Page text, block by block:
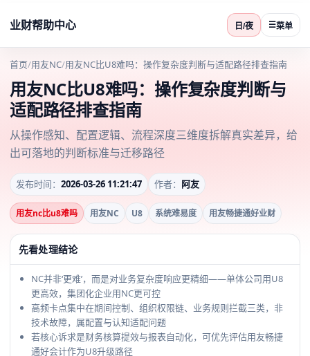
业财帮助中心 日/夜 ☰菜单
首页/用友NC/用友NC比U8难吗：操作复杂度判断与适配路径排查指南
用友NC比U8难吗：操作复杂度判断与
适配路径排查指南
从操作感知、配置逻辑、流程深度三维度拆解真实差异，给
出可落地的判断标准与迁移路径
发布时间： 2026-03-26 11:21:47 作者： 阿友
用友nc比u8难吗 用友NC U8 系统难易度 用友畅捷通好业财
先看处理结论
NC并非‘更难’，而是对业务复杂度响应更精细——单体公司用U8
更高效，集团化企业用NC更可控
高频卡点集中在期间控制、组织权限链、业务规则拦截三类，非
技术故障，属配置与认知适配问题
若核心诉求是财务核算提效与报表自动化，可优先评估用友畅捷
通好会计作为U8升级路径